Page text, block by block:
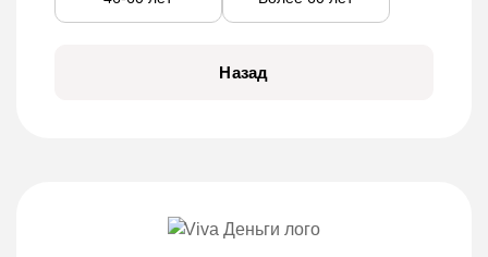
лично обращаться в офис организации,
Зарегистрировать личный кабинет.
Назад